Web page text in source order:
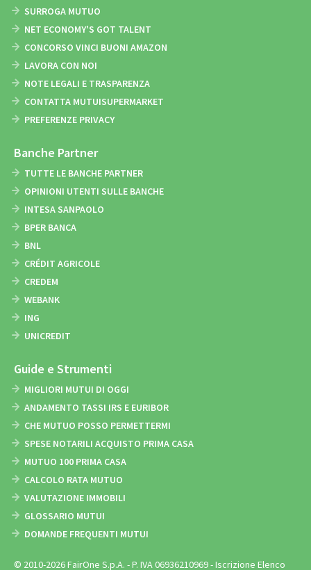
SURROGA MUTUO
NET ECONOMY'S GOT TALENT
CONCORSO VINCI BUONI AMAZON
LAVORA CON NOI
NOTE LEGALI E TRASPARENZA
CONTATTA MUTUISUPERMARKET
PREFERENZE PRIVACY
Banche Partner
TUTTE LE BANCHE PARTNER
OPINIONI UTENTI SULLE BANCHE
INTESA SANPAOLO
BPER BANCA
BNL
CRÉDIT AGRICOLE
CREDEM
WEBANK
ING
UNICREDIT
Guide e Strumenti
MIGLIORI MUTUI DI OGGI
ANDAMENTO TASSI IRS E EURIBOR
CHE MUTUO POSSO PERMETTERMI
SPESE NOTARILI ACQUISTO PRIMA CASA
MUTUO 100 PRIMA CASA
CALCOLO RATA MUTUO
VALUTAZIONE IMMOBILI
GLOSSARIO MUTUI
DOMANDE FREQUENTI MUTUI
© 2010-2026 FairOne S.p.A. - P. IVA 06936210969 - Iscrizione Elenco